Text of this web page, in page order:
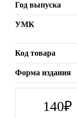
Год выпуска
УМК
Код товара
Форма издания
140